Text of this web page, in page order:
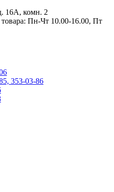
16А, комн. 2
Пн-Чт 10.00-16.00, Пт
353-03-86